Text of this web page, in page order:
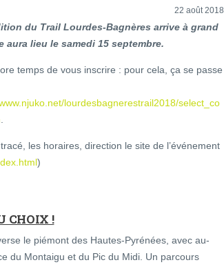
22 août 2018
du Trail Lourdes-Bagnères arrive à grand
aura lieu le samedi 15 septembre.
temps de vous inscrire : pour cela, ça se passe
lourdesbagnerestrail2018/select_co
les horaires, direction le site de l’événement
)
CHOIX !
le piémont des Hautes-Pyrénées, avec au-
du Montaigu et du Pic du Midi. Un parcours